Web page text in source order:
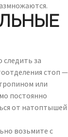
за
стоп —
или
постоянно
от натоптышей
возьмите с